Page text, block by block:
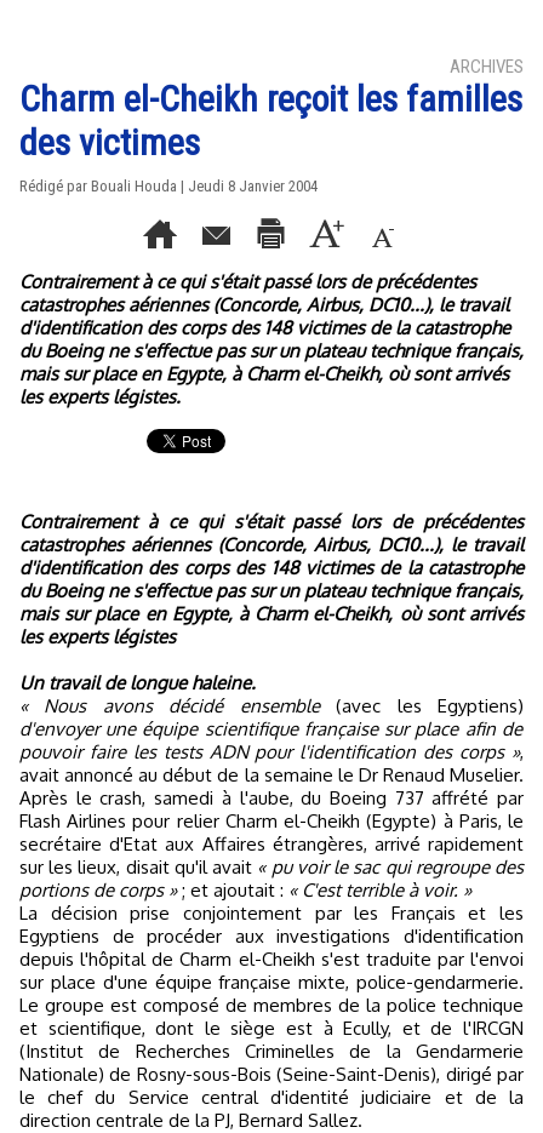
ARCHIVES
Charm el-Cheikh reçoit les familles
des victimes
Rédigé par Bouali Houda | Jeudi 8 Janvier 2004
Contrairement à ce qui s'était passé lors de précédentes
catastrophes aériennes (Concorde, Airbus, DC10...), le travail
d'identification des corps des 148 victimes de la catastrophe
du Boeing ne s'effectue pas sur un plateau technique français,
mais sur place en Egypte, à Charm el-Cheikh, où sont arrivés
les experts légistes.
Contrairement à ce qui s'était passé lors de précédentes
catastrophes aériennes (Concorde, Airbus, DC10...), le travail
d'identification des corps des 148 victimes de la catastrophe
du Boeing ne s'effectue pas sur un plateau technique français,
mais sur place en Egypte, à Charm el-Cheikh, où sont arrivés
les experts légistes
Un travail de longue haleine.
« Nous avons décidé ensemble(avec les Egyptiens)
d'envoyer une équipe scientifique française sur place afin de
pouvoir faire les tests ADN pour l'identification des corps »,
avait annoncé au début de la semaine le Dr Renaud Muselier.
Après le crash, samedi à l'aube, du Boeing 737 affrété par
Flash Airlines pour relier Charm el-Cheikh (Egypte) à Paris, le
secrétaire d'Etat aux Affaires étrangères, arrivé rapidement
sur les lieux, disait qu'il avait « pu voir le sac qui regroupe des
portions de corps »; et ajoutait : « C'est terrible à voir. »
La décision prise conjointement par les Français et les
Egyptiens de procéder aux investigations d'identification
depuis l'hôpital de Charm el-Cheikh s'est traduite par l'envoi
sur place d'une équipe française mixte, police-gendarmerie.
Le groupe est composé de membres de la police technique
et scientifique, dont le siège est à Ecully, et de l'IRCGN
(Institut de Recherches Criminelles de la Gendarmerie
Nationale) de Rosny-sous-Bois (Seine-Saint-Denis), dirigé par
le chef du Service central d'identité judiciaire et de la
direction centrale de la PJ, Bernard Sallez.